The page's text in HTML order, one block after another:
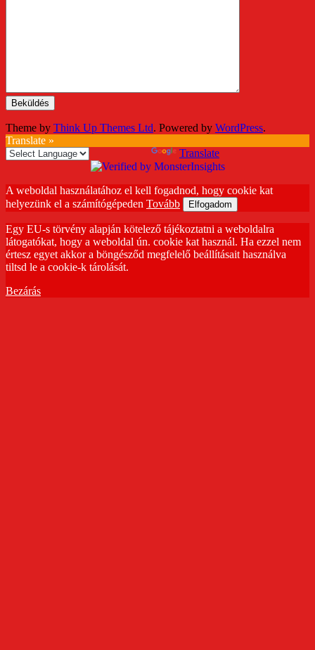
Theme by Think Up Themes Ltd. Powered by WordPress.
Translate »
Translate
A weboldal használatához el kell fogadnod, hogy cookie kat
helyezünk el a számítógépeden Tovább Elfogadom
Egy EU-s törvény alapján kötelező tájékoztatni a weboldalra
látogatókat, hogy a weboldal ún. cookie kat használ. Ha ezzel nem
értesz egyet akkor a böngésződ megfelelő beállításait használva
tiltsd le a cookie-k tárolását.
Bezárás